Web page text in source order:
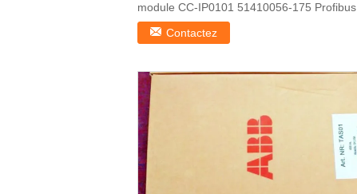
module CC-IP0101 51410056-175 Profibus
d'O Digital je détails ...
Contactez